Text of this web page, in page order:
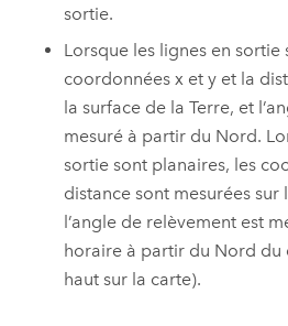
sortie.
Lorsque les lignes en
coordonnées x et y et la
la surface de la Terre, et
mesuré à partir du Nord.
sortie sont planaires, les
distance sont mesurées
l’angle de relèvement est
horaire à partir du Nord du
haut sur la carte).